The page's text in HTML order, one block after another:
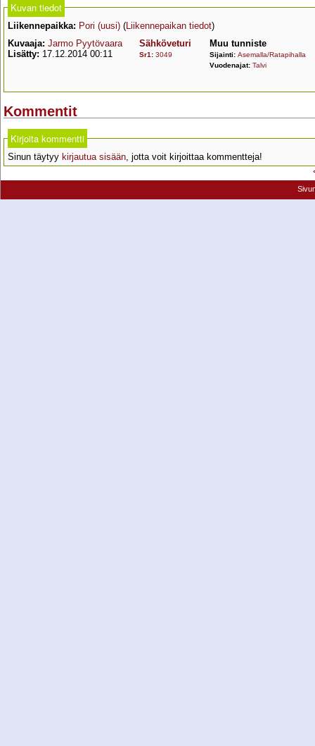
Kuvan tiedot
Liikennepaikka: Pori (uusi) (Liikennepaikan tiedot)
Kuvaaja: Jarmo Pyytövaara
Lisätty: 17.12.2014 00:11
Sähköveturi
Sr1 : 3049
Muu tunniste
Sijainti: Asemalla/Ratapihalla
Vuodenajat: Talvi
Kommentit
Kirjoita kommentti
Sinun täytyy kirjautua sisään, jotta voit kirjoittaa kommentteja!